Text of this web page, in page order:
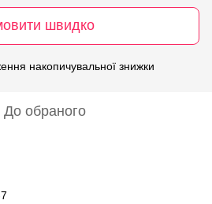
швидко
накопичувальної знижки
До обраного